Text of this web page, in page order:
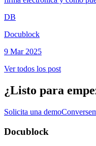
DB
Docublock
9 Mar 2025
Ver todos los post
¿Listo para
Solicita una demo
Docublock